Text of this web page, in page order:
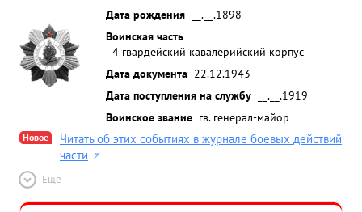
Дата рождения
__.__.1898
Воинская часть
4 гвардейский кавалерийский корпус
Дата документа 22.12.1943
Дата поступления на службу
__.__.1919
Воинское звание гв. генерал-майор
Новое
Читать об этих событиях в журнале боевых действий
части
Ещё